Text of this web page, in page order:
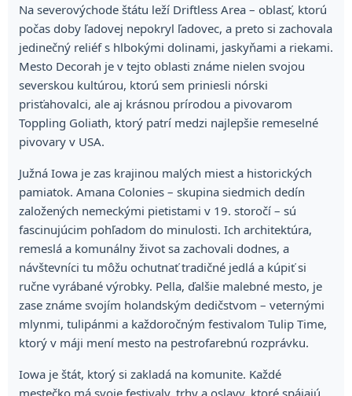
Na severovýchode štátu leží Driftless Area – oblasť, ktorú
počas doby ľadovej nepokryl ľadovec, a preto si zachovala
jedinečný reliéf s hlbokými dolinami, jaskyňami a riekami.
Mesto Decorah je v tejto oblasti známe nielen svojou
severskou kultúrou, ktorú sem priniesli nórski
prisťahovalci, ale aj krásnou prírodou a pivovarom
Toppling Goliath, ktorý patrí medzi najlepšie remeselné
pivovary v USA.
Južná Iowa je zas krajinou malých miest a historických
pamiatok. Amana Colonies – skupina siedmich dedín
založených nemeckými pietistami v 19. storočí – sú
fascinujúcim pohľadom do minulosti. Ich architektúra,
remeslá a komunálny život sa zachovali dodnes, a
návštevníci tu môžu ochutnať tradičné jedlá a kúpiť si
ručne vyrábané výrobky. Pella, ďalšie malebné mesto, je
zase známe svojím holandským dedičstvom – veternými
mlynmi, tulipánmi a každoročným festivalom Tulip Time,
ktorý v máji mení mesto na pestrofarebnú rozprávku.
Iowa je štát, ktorý si zakladá na komunite. Každé
mestečko má svoje festivaly, trhy a oslavy, ktoré spájajú